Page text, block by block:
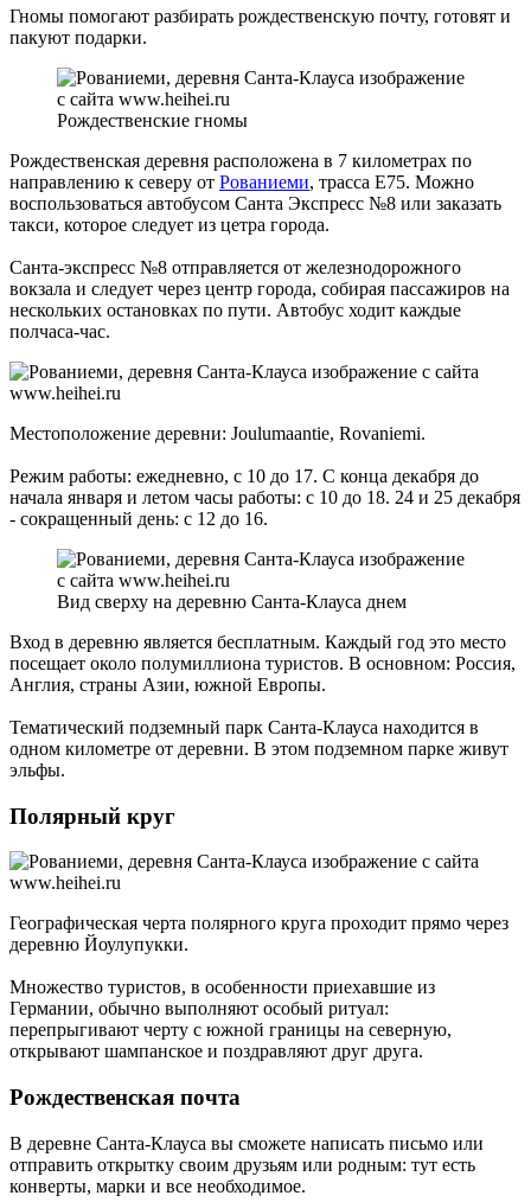
Гномы помогают разбирать рождественскую почту, готовят и
пакуют подарки.
Рождественские гномы
Рождественская деревня расположена в 7 километрах по
направлению к северу от Рованиеми, трасса Е75. Можно
воспользоваться автобусом Санта Экспресс №8 или заказать
такси, которое следует из цетра города.
Санта-экспресс №8 отправляется от железнодорожного
вокзала и следует через центр города, собирая пассажиров на
нескольких остановках по пути. Автобус ходит каждые
полчаса-час.
Местоположение деревни: Joulumaantie, Rovaniemi.
Режим работы: ежедневно, с 10 до 17. С конца декабря до
начала января и летом часы работы: с 10 до 18. 24 и 25 декабря
- сокращенный день: с 12 до 16.
Вид сверху на деревню Санта-Клауса днем
Вход в деревню является бесплатным. Каждый год это место
посещает около полумиллиона туристов. В основном: Россия,
Англия, страны Азии, южной Европы.
Тематический подземный парк Санта-Клауса находится в
одном километре от деревни. В этом подземном парке живут
эльфы.
Полярный круг
Географическая черта полярного круга проходит прямо через
деревню Йоулупукки.
Множество туристов, в особенности приехавшие из
Германии, обычно выполняют особый ритуал:
перепрыгивают черту с южной границы на северную,
открывают шампанское и поздравляют друг друга.
Рождественская почта
В деревне Санта-Клауса вы сможете написать письмо или
отправить открытку своим друзьям или родным: тут есть
конверты, марки и все необходимое.